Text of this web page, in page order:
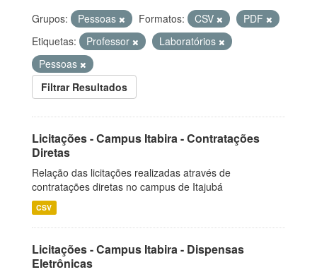
Grupos: Pessoas Formatos: CSV
PDF
Etiquetas:
Professor
Laboratórios
Pessoas
Filtrar Resultados
Licitações - Campus Itabira - Contratações
Diretas
Relação das licitações realizadas através de
contratações diretas no campus de Itajubá
CSV
Licitações - Campus Itabira - Dispensas
Eletrônicas